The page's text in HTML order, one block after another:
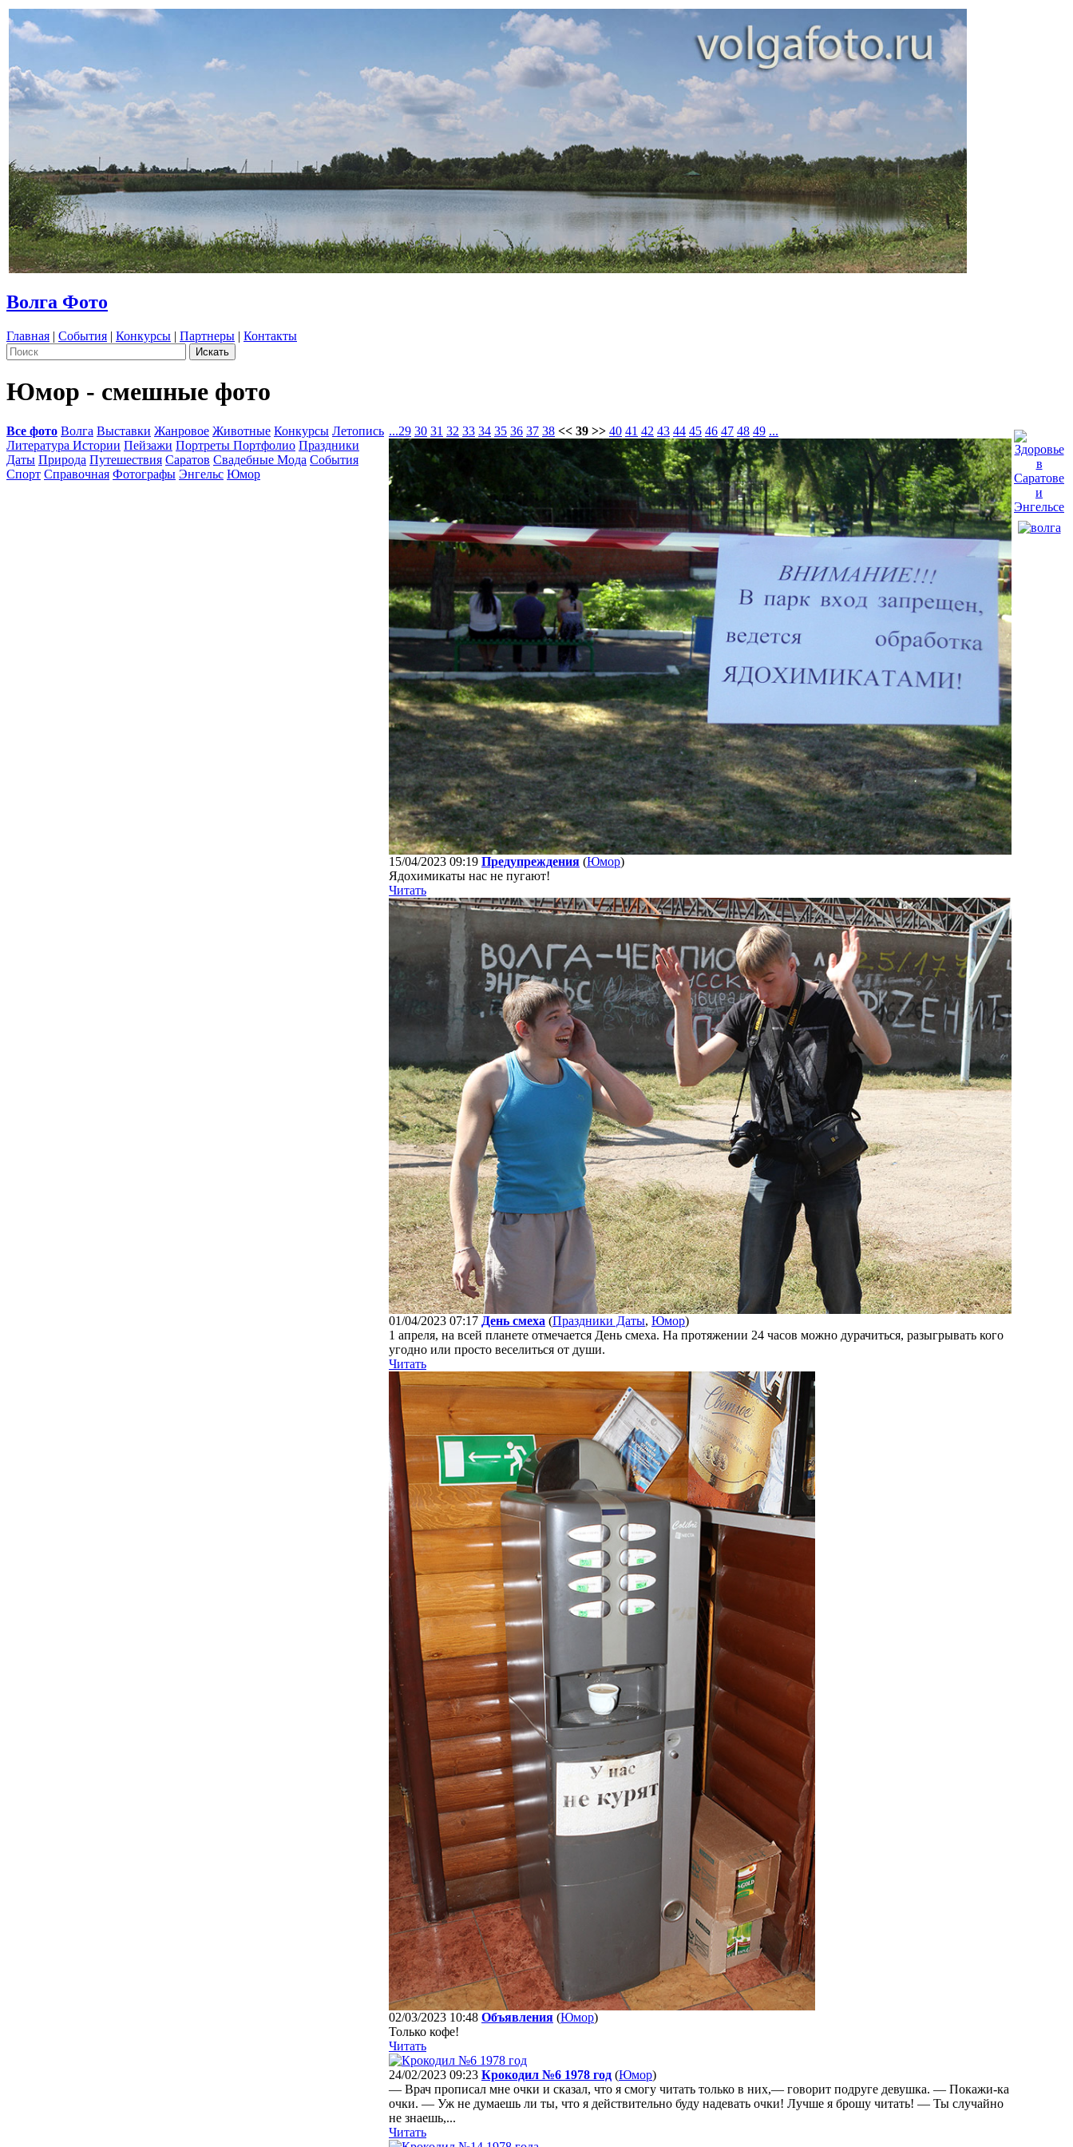
Волга Фото
Главная | События | Конкурсы | Партнеры | Контакты
Юмор - смешные фото
Все фото Волга Выставки Жанровое Животные Конкурсы Летопись
Литература Истории Пейзажи Портреты Портфолио Праздники
Даты Природа Путешествия Саратов Свадебные Мода События
Спорт Справочная Фотографы Энгельс Юмор
...29 30 31 32 33 34 35 36 37 38 << 39 >> 40 41 42 43 44 45 46 47 48 49 ...
15/04/2023 09:19 Предупреждения (Юмор)
Ядохимикаты нас не пугают!
Читать
01/04/2023 07:17 День смеха (Праздники Даты, Юмор)
1 апреля, на всей планете отмечается День смеха. На протяжении 24 часов можно дурачиться, разыгрывать кого
угодно или просто веселиться от души.
Читать
02/03/2023 10:48 Объявления (Юмор)
Только кофе!
Читать
24/02/2023 09:23 Крокодил №6 1978 год (Юмор)
— Врач прописал мне очки и сказал, что я смогу читать только в них,— говорит подруге девушка. — Покажи-ка
очки. — Уж не думаешь ли ты, что я действительно буду надевать очки! Лучше я брошу читать! — Ты случайно
не знаешь,...
Читать